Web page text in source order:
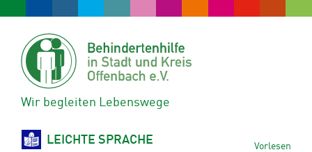
Wir begleiten Lebenswege
LEICHTE SPRACHE Vorlesen